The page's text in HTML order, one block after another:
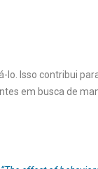
lo. Isso contribui
em busca de